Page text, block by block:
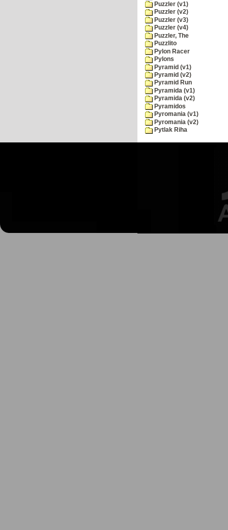
Puzzler (v1)
Puzzler (v2)
Puzzler (v3)
Puzzler (v4)
Puzzler, The
Puzzlito
Pylon Racer
Pylons
Pyramid (v1)
Pyramid (v2)
Pyramid Run
Pyramida (v1)
Pyramida (v2)
Pyramidos
Pyromania (v1)
Pyromania (v2)
Pytlak Riha